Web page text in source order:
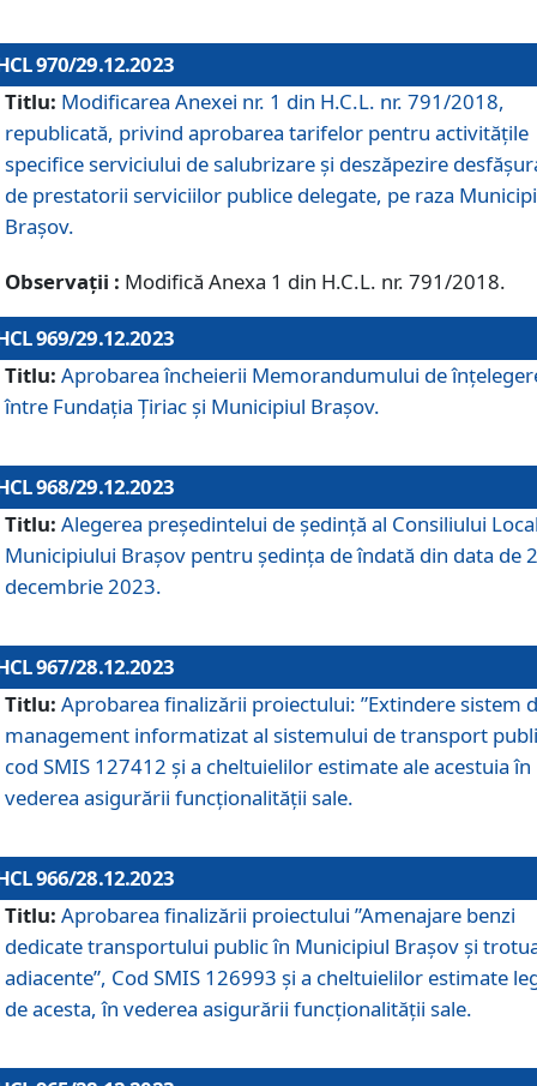
970/29.12.2023
Titlu: Modificarea Anexei nr. 1 din H.C.L. nr. 791/2018,
republicată, privind aprobarea tarifelor pentru activitățile
specifice serviciului de salubrizare și deszăpezire
de prestatorii serviciilor publice delegate, pe raza
Brașov.
Observații : Modifică Anexa 1 din H.C.L. nr. 791/2018.
969/29.12.2023
Titlu: Aprobarea încheierii Memorandumului de
între Fundația Țiriac și Municipiul Brașov.
968/29.12.2023
Titlu: Alegerea preşedintelui de şedinţă al Consiliului
Municipiului Braşov pentru ședința de îndată din data de
decembrie 2023.
967/28.12.2023
Titlu: Aprobarea finalizării proiectului: ”Extindere sistem
management informatizat al sistemului de transport
cod SMIS 127412 și a cheltuielilor estimate ale acestuia în
vederea asigurării funcționalității sale.
966/28.12.2023
Titlu: Aprobarea finalizării proiectului ”Amenajare benzi
dedicate transportului public în Municipiul Brașov şi
adiacente”, Cod SMIS 126993 și a cheltuielilor estimate
de acesta, în vederea asigurării funcționalității sale.